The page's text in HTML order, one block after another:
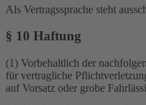
Als Vertragssprache steht
§ 10 Haftung
(1) Vorbehaltlich der
für vertragliche
auf Vorsatz oder grobe